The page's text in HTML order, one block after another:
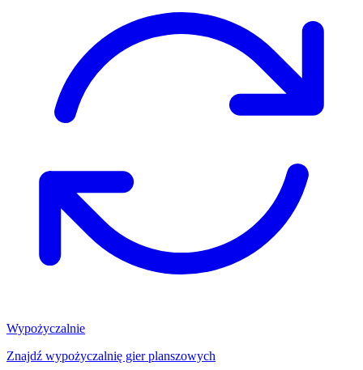
Wypożyczalnie
Znajdź wypożyczalnię gier planszowych